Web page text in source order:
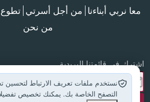
معا نربي أبناءنا من أجل أسرتي تطوع
من نحن
اشترك في قائمتنا البريدية
نستخدم ملفات تعريف الارتباط لتحسين
التصفح الخاصة بك. يمكنك تخصيص